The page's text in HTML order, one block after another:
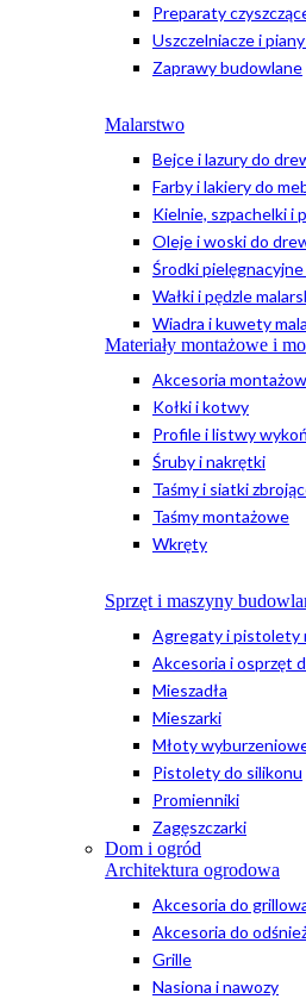
Preparaty
Uszczelniacze i
Zaprawy budowlane
Malarstwo
Bejce i lazury do
Farby i lakiery do
Kielnie, szpachelki i
Oleje i woski do
Środki
Wałki i pędzle
Wiadra i kuwety
Materiały montażowe i
Akcesoria
Kołki i kotwy
Profile i listwy
Śruby i nakrętki
Taśmy i siatki
Taśmy montażowe
Wkręty
Sprzęt i maszyny
Agregaty i pistolety
Akcesoria i osprzęt
Mieszadła
Mieszarki
Młoty
Pistolety do silikonu
Promienniki
Zagęszczarki
Dom i ogród
Architektura ogrodowa
Akcesoria do
Akcesoria do
Grille
Nasiona i nawozy